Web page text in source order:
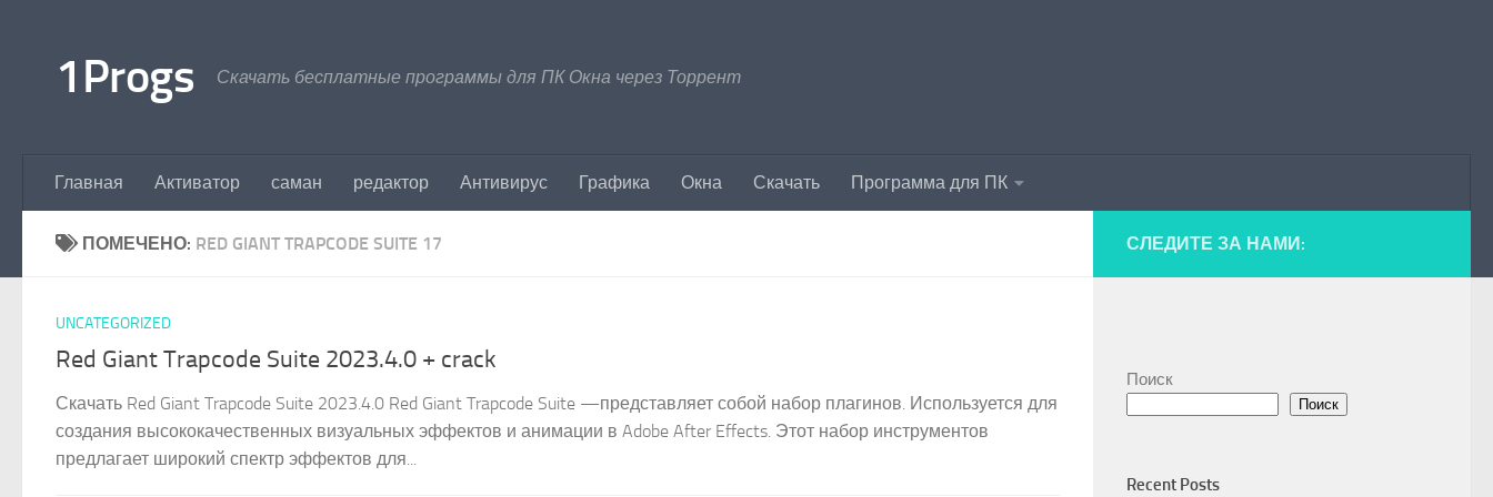
1Progs Скачать бесплатные программы для ПК Окна через Торрент
Главная Активатор саман редактор Антивирус Графика Окна Скачать Программа для ПК
ПОМЕЧЕНО: RED GIANT TRAPCODE SUITE 17
UNCATEGORIZED
Red Giant Trapcode Suite 2023.4.0 + crack
Скачать Red Giant Trapcode Suite 2023.4.0 Red Giant Trapcode Suite —представляет собой набор плагинов. Используется для
создания высококачественных визуальных эффектов и анимации в Adobe After Effects. Этот набор инструментов
предлагает широкий спектр эффектов для...
СЛЕДИТЕ ЗА НАМИ:
Поиск
Поиск
Recent Posts